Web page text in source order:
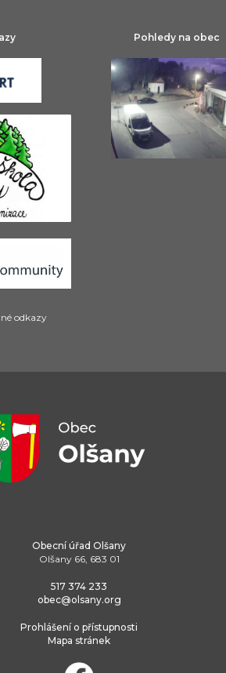
odkazy
Pohledy na obec
Obecní úřad Olšany
Olšany 66, 683 01
517 374 233
obec@olsany.org
Prohlášení o přístupnosti
Mapa stránek